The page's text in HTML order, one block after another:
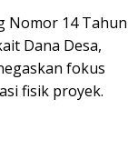
Nomor 14 Tahun
Dana Desa,
fokus
fisik proyek.